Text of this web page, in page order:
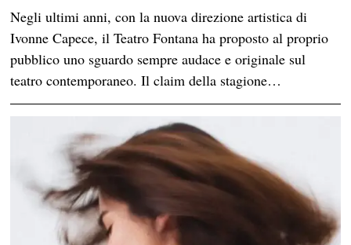
Negli ultimi anni, con la nuova direzione artistica di
Ivonne Capece, il Teatro Fontana ha proposto al proprio
pubblico uno sguardo sempre audace e originale sul
teatro contemporaneo. Il claim della stagione…